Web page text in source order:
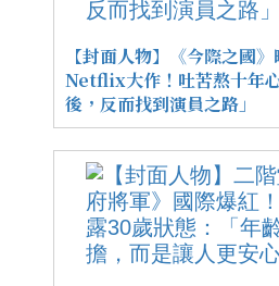
【封面人物】《今際之國
Netflix大作！吐苦熬十年
後，反而找到演員之路」